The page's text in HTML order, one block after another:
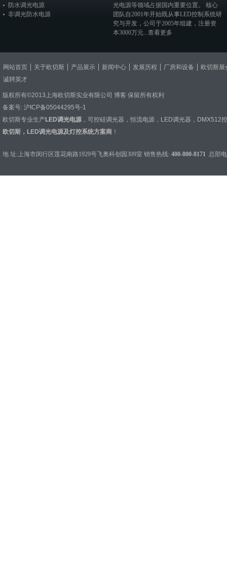
防水调光电源
非调光防水电源
光电源等领域占据国内重要位置。 核心
团队自2001年开始既从事LED控制系统研
究与开发，公司于2005年组建，注册资
本3000万元...查看更多
网站首页 关于欧切斯 产品展示 新闻中心 发展历程 厂房和设备
欧切斯展
诚聘英才
版权所有©2013上海欧切斯实业有限公司 博客 保留所有权利
备案号: 沪ICP备05044295号-1
欧切斯专业生产LED调光电源 ， 可控硅调光器 ， 恒流电源 ， LED调光器 ， DMX512
欧切斯，LED调光电源及灯控系统方案商 ！
地 址:上海市闵行区莲花南路1929号飞奥科创园309室 销售热线: 400-800-8171 总部